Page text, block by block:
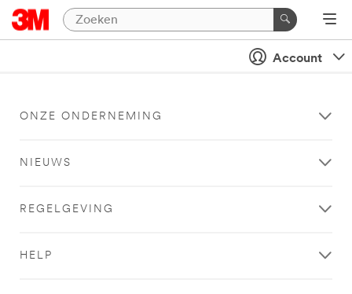
Account
ONZE ONDERNEMING
NIEUWS
REGELGEVING
HELP